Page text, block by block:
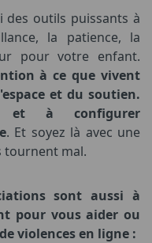
des outils puissants à
la patience, la
pour votre enfant.
à ce que vivent
et du soutien.
et à configurer
. Et soyez là avec une
tournent mal.
sont aussi à
pour vous aider ou
violences en ligne :